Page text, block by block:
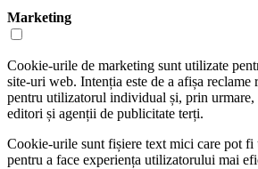
Marketing
Cookie-urile de marketing sunt utilizate
site-uri web. Intenția este de a afișa reclame
pentru utilizatorul individual și, prin urmare,
editori și agenții de publicitate terți.
Cookie-urile sunt fișiere text mici care pot
pentru a face experiența utilizatorului mai